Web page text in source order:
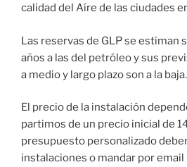
calidad del Aíre de las ciudades
Las reservas de GLP se
años a las del petróleo y sus
a medio y largo plazo son a la baja.
El precio de la instalación
partimos de un precio inicial de
presupuesto personalizado
instalaciones o mandar por